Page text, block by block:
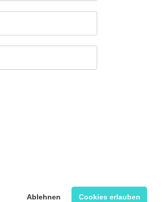
Ablehnen Cookies erlauben